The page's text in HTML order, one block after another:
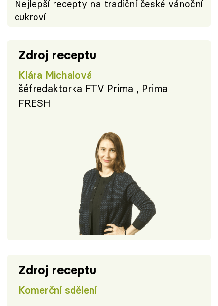
Nejlepší recepty na tradiční české vánoční
cukroví
Zdroj receptu
Klára Michalová
šéfredaktorka FTV Prima , Prima
FRESH
Zdroj receptu
Komerční sdělení